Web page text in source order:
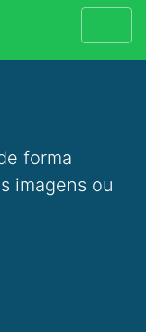
forma
imagens ou